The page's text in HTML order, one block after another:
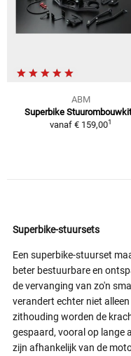
ABM
Superbike
vanaf € 159,001
Superbike-stuursets
Een superbike-stuurset
beter bestuurbare en
de vervanging van zo'n
verandert echter niet
zithouding worden de
gespaard, vooral op lange
zijn afhankelijk van de